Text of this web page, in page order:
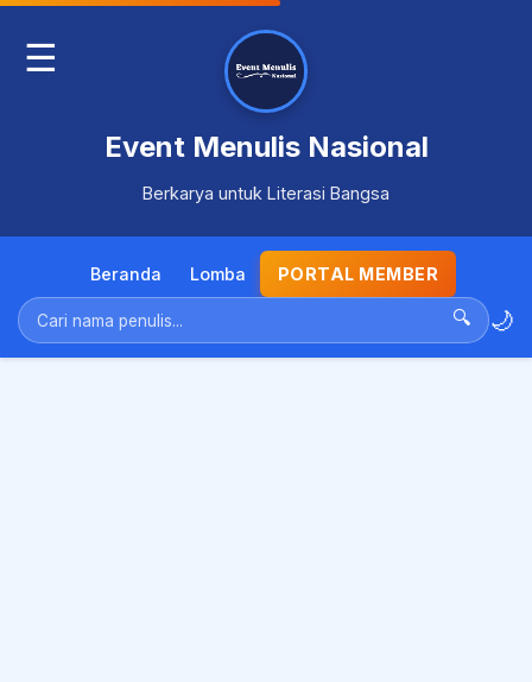
☰
Event Menulis Nasional
Berkarya untuk Literasi Bangsa
Beranda Lomba PORTAL MEMBER
🔍 🌙